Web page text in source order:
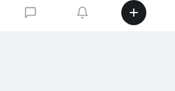
SIRADAKI İÇERIK